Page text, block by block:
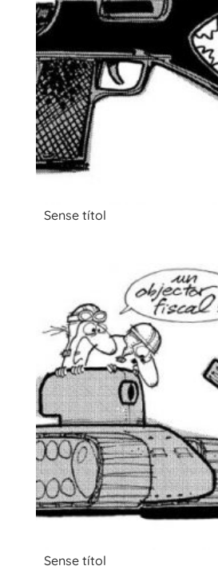
Sense títol
Sense títol